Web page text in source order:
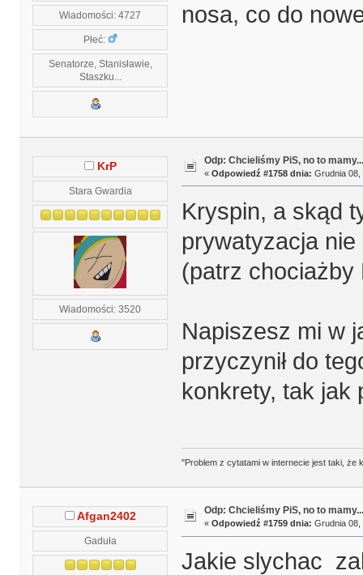
Wiadomości: 4727
Płeć:
Senatorze, Stanisławie,
Staszku...
nosa, co do
KrP
Stara Gwardia
Wiadomości: 3520
Odp: Chcieliśmy PiS, no to
« Odpowiedź #1758 dnia: Grudnia 08,
Kryspin, a skąd
prywatyzacja
(patrz chociażby
Napiszesz mi w
przyczynił do
konkrety, tak jak
"Problem z cytatami w internecie jest taki, że
Afgan2402
Gaduła
Odp: Chcieliśmy PiS, no to
« Odpowiedź #1759 dnia: Grudnia 08,
Jakie slychac